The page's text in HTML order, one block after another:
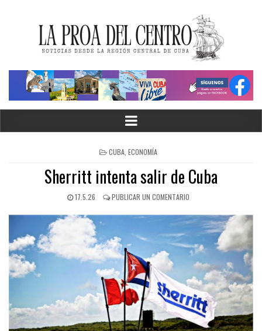
CUBA, ECONOMÍA
Sherritt intenta salir de Cuba
17.5.26 PUBLICAR UN COMENTARIO